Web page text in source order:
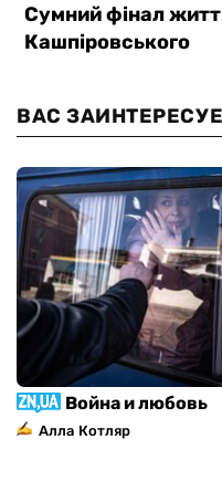
ВАС
Война и любовь
Алла Котляр